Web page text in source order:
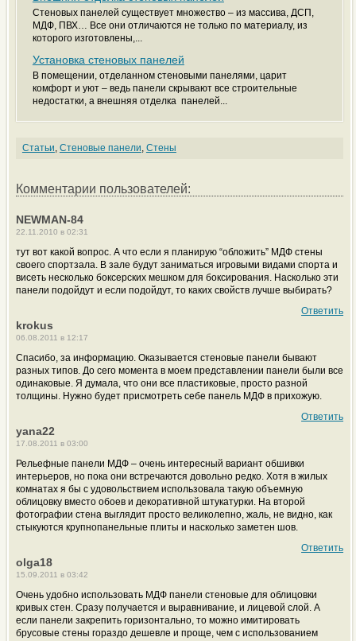
Стеновых панелей существует множество – из массива, ДСП,
МДФ, ПВХ… Все они отличаются не только по материалу, из
которого изготовлены,...
Установка стеновых панелей
В помещении, отделанном стеновыми панелями, царит
комфорт и уют – ведь панели скрывают все строительные
недостатки, а внешняя отделка панелей...
Статьи, Стеновые панели, Стены
Комментарии пользователей:
NEWMAN-84
22.11.2010 в 02:31
тут вот какой вопрос. А что если я планирую “обложить” МДФ стены
своего спортзала. В зале будут заниматься игровыми видами спорта и
висеть несколько боксерских мешком для боксирования. Насколько эти
панели подойдут и если подойдут, то каких свойств лучше выбирать?
Ответить
krokus
06.08.2011 в 12:17
Спасибо, за информацию. Оказывается стеновые панели бывают
разных типов. До сего момента в моем представлении панели были все
одинаковые. Я думала, что они все пластиковые, просто разной
толщины. Нужно будет присмотреть себе панель МДФ в прихожую.
Ответить
yana22
17.08.2011 в 03:00
Рельефные панели МДФ – очень интересный вариант обшивки
интерьеров, но пока они встречаются довольно редко. Хотя в жилых
комнатах я бы с удовольствием использовала такую объемную
облицовку вместо обоев и декоративной штукатурки. На второй
фотографии стена выглядит просто великолепно, жаль, не видно, как
стыкуются крупнопанельные плиты и насколько заметен шов.
Ответить
olga18
15.09.2011 в 03:42
Очень удобно использовать МДФ панели стеновые для облицовки
кривых стен. Сразу получается и выравнивание, и лицевой слой. А
если панели закрепить горизонтально, то можно имитировать
брусовые стены гораздо дешевле и проще, чем с использованием